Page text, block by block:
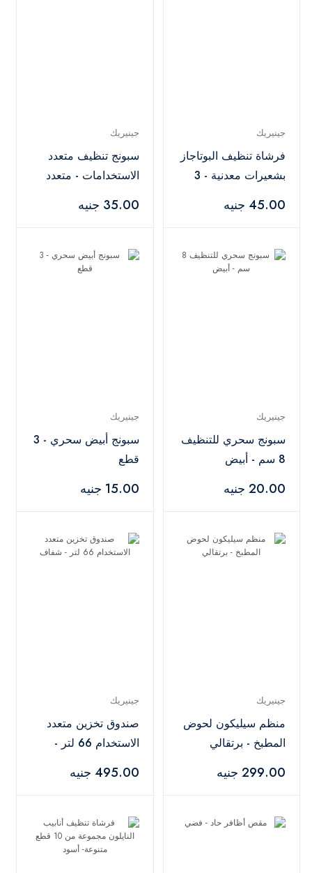
جينيريك
فرشاة تنظيف البوتاجاز
بشعيرات معدنية - 3
45.00 جنيه
جينيريك
سبونج تنظيف متعدد
الاستخدامات - متعدد
35.00 جنيه
جينيريك
سبونج سحري للتنظيف
8 سم - أبيض
20.00 جنيه
جينيريك
سبونج أبيض سحري - 3
قطع
15.00 جنيه
جينيريك
منظم سيليكون لحوض
المطبخ - برتقالي
299.00 جنيه
جينيريك
صندوق تخزين متعدد
الاستخدام 66 لتر -
495.00 جنيه